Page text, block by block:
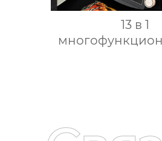
13 в 1
кухонный